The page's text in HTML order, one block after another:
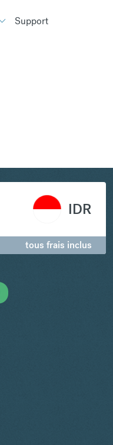
Support
IDR
tous frais inclus